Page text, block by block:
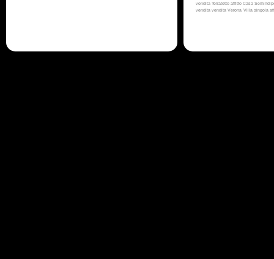
vendita Terratetto affitto Casa
vendita vendita Verona Villa singola